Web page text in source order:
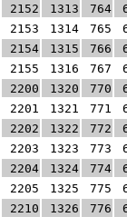
2152 1313 764
2153 1314 765
2154 1315 766
2155 1316 767
2200 1320 770
2201 1321 771
2202 1322 772
2203 1323 773
2204 1324 774
2205 1325 775
2210 1326 776